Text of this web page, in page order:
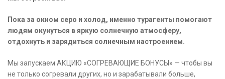
Пока за окном серо и холод, именно турагенты помогают
людям окунуться в яркую солнечную атмосферу,
отдохнуть и зарядиться солнечным настроением.
Мы запускаем АКЦИЮ «СОГРЕВАЮЩИЕ БОНУСЫ» — чтобы вы
не только согревали других, но и зарабатывали больше,